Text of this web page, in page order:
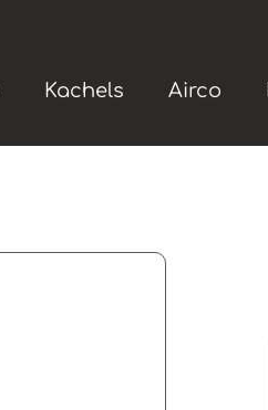
Kachels Airco